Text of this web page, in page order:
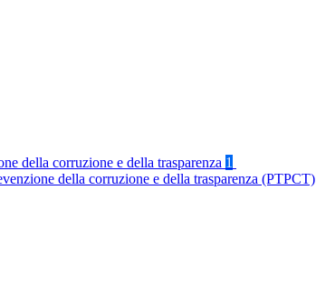
della corruzione e della trasparenza 1
della corruzione e della trasparenza (PTPCT)